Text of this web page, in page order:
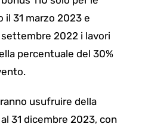
31 marzo 2023 e
2022 i lavori
percentuale del 30%
usufruire della
31 dicembre 2023, con